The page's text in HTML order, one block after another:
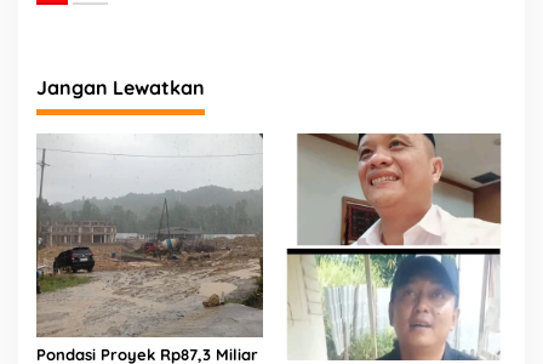
Jangan Lewatkan
Pondasi Proyek Rp87,3 Miliar